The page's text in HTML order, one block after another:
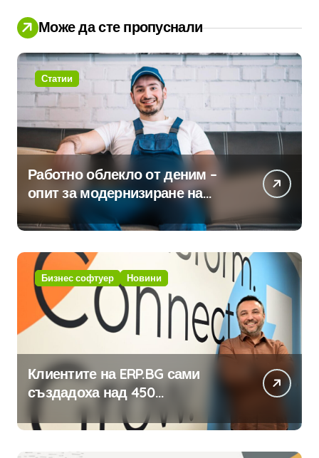
Може да сте пропуснали
Статии
Работно облекло от деним –
опит за модернизиране на
традицията
Бизнес софтуер Новини
Клиентите на ERP.BG сами
създадоха над 450
приложения за ERP системата
с помощта на вградения в нея
изкуствен интелект